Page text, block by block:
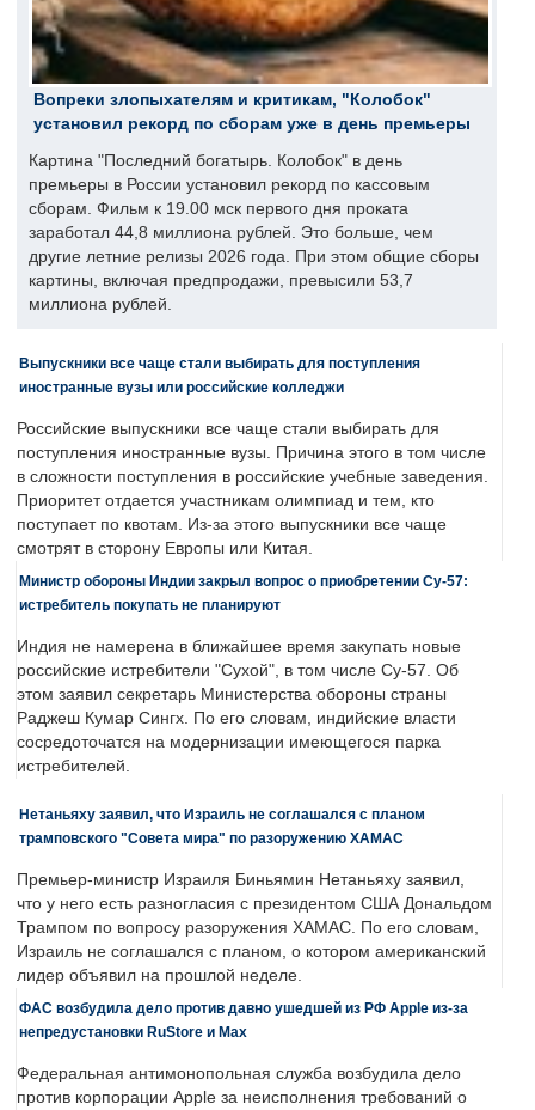
Вопреки злопыхателям и критикам, "Колобок"
установил рекорд по сборам уже в день премьеры
Картина "Последний богатырь. Колобок" в день
премьеры в России установил рекорд по кассовым
сборам. Фильм к 19.00 мск первого дня проката
заработал 44,8 миллиона рублей. Это больше, чем
другие летние релизы 2026 года. При этом общие сборы
картины, включая предпродажи, превысили 53,7
миллиона рублей.
Выпускники все чаще стали выбирать для поступления
иностранные вузы или российские колледжи
Российские выпускники все чаще стали выбирать для
поступления иностранные вузы. Причина этого в том числе
в сложности поступления в российские учебные заведения.
Приоритет отдается участникам олимпиад и тем, кто
поступает по квотам. Из-за этого выпускники все чаще
смотрят в сторону Европы или Китая.
Министр обороны Индии закрыл вопрос о приобретении Су-57:
истребитель покупать не планируют
Индия не намерена в ближайшее время закупать новые
российские истребители "Сухой", в том числе Су-57. Об
этом заявил секретарь Министерства обороны страны
Раджеш Кумар Сингх. По его словам, индийские власти
сосредоточатся на модернизации имеющегося парка
истребителей.
Нетаньяху заявил, что Израиль не соглашался с планом
трамповского "Совета мира" по разоружению ХАМАС
Премьер-министр Израиля Биньямин Нетаньяху заявил,
что у него есть разногласия с президентом США Дональдом
Трампом по вопросу разоружения ХАМАС. По его словам,
Израиль не соглашался с планом, о котором американский
лидер объявил на прошлой неделе.
ФАС возбудила дело против давно ушедшей из РФ Apple из-за
непредустановки RuStore и Max
Федеральная антимонопольная служба возбудила дело
против корпорации Apple за неисполнения требований о